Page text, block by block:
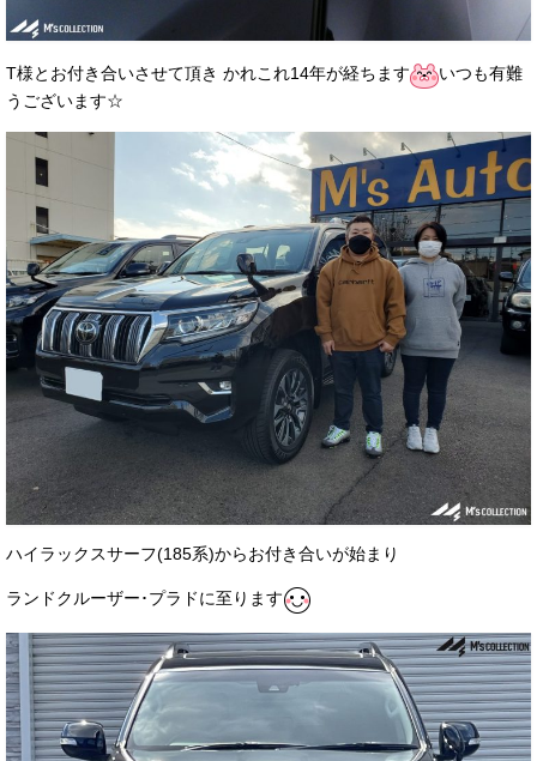
T様とお付き合いさせて頂き かれこれ14年が経ちます
いつも有難
うございます☆
ハイラックスサーフ(185系)からお付き合いが始まり
ランドクルーザー･プラドに至ります